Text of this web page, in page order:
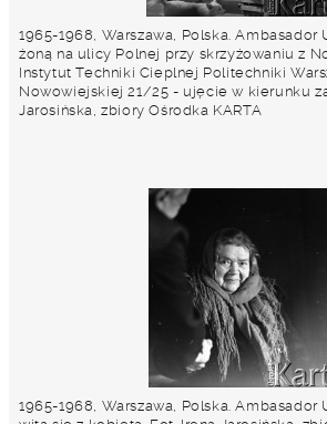
1965-1968, Warszawa, Polska. Ambasador
żoną na ulicy Polnej przy skrzyżowaniu z
Instytut Techniki Cieplnej Politechniki
Nowowiejskiej 21/25 - ujęcie w kierunku
Jarosińska, zbiory Ośrodka KARTA
1965-1968, Warszawa, Polska. Ambasador